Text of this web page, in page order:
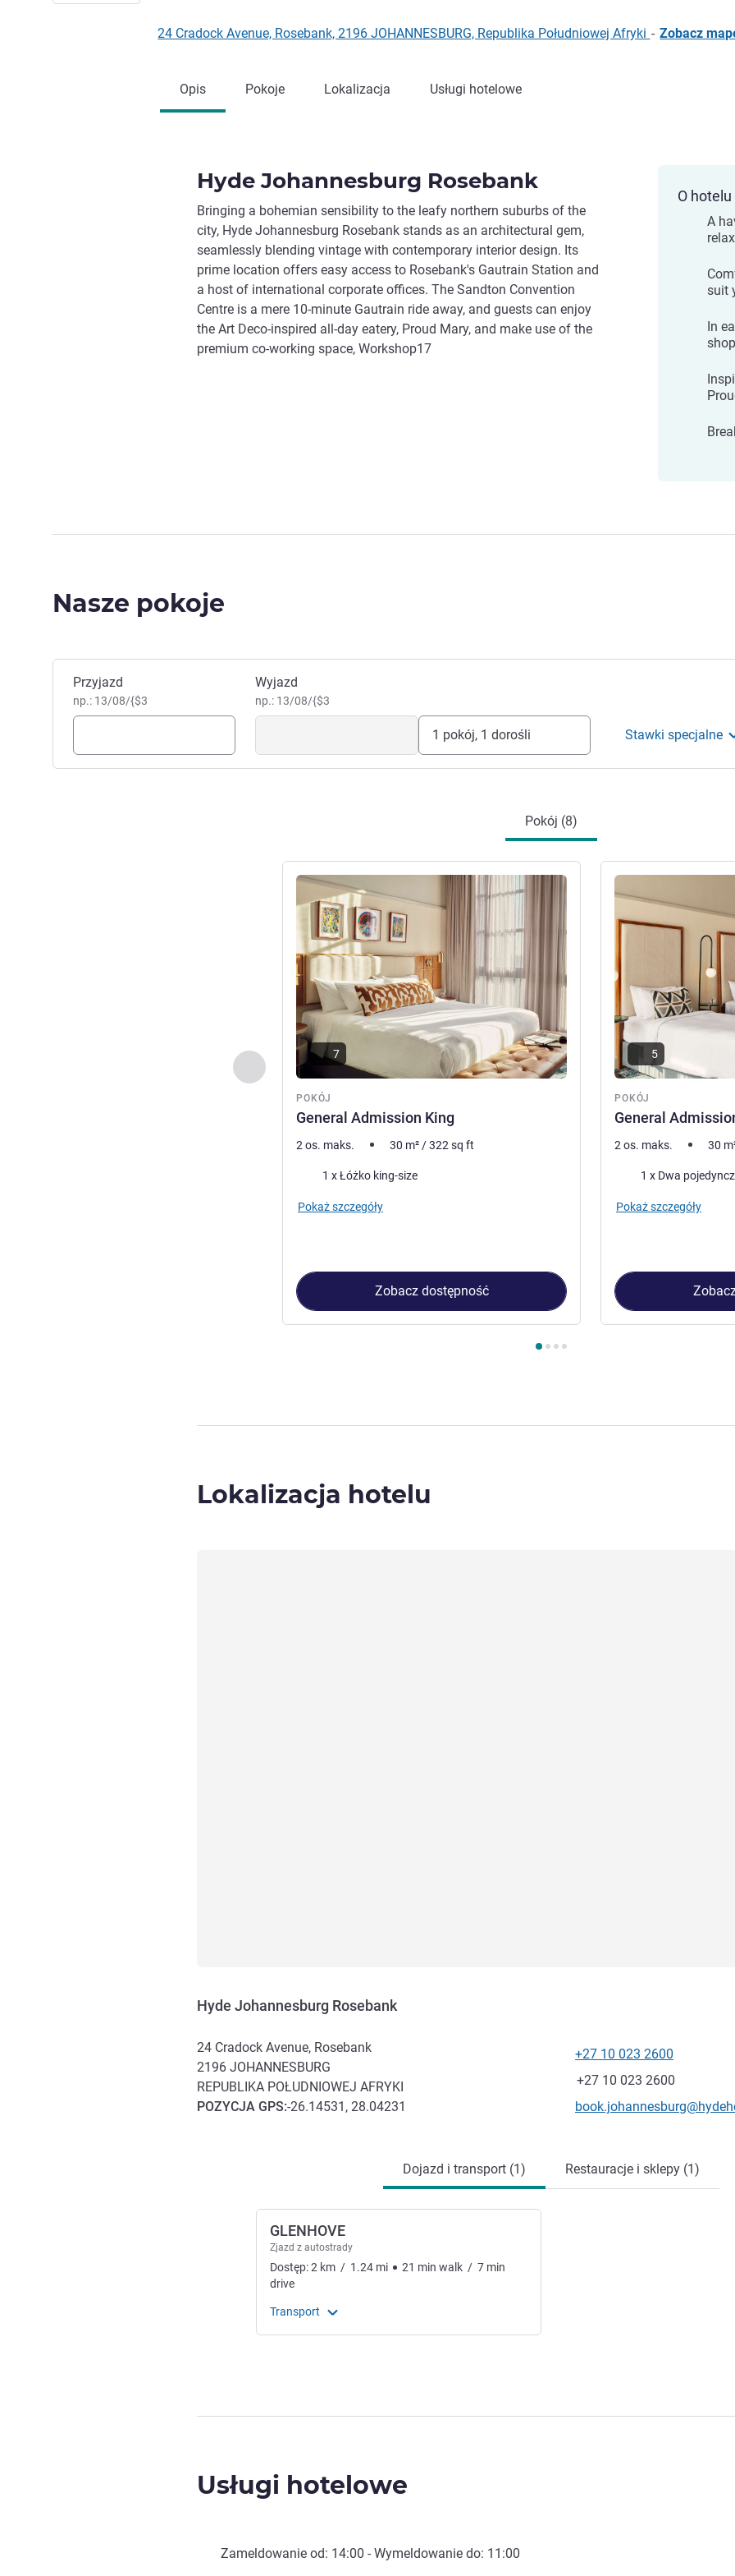
24 Cradock Avenue, Rosebank, 2196 JOHANNESBURG, Republika Południowej Afryki - Zobacz
Opis Pokoje Lokalizacja Usługi hotelowe
Hyde Johannesburg Rosebank
Bringing a bohemian sensibility to the leafy northern suburbs of the
city, Hyde Johannesburg Rosebank stands as an architectural gem,
seamlessly blending vintage with contemporary interior design. Its
prime location offers easy access to Rosebank's Gautrain Station and
a host of international corporate offices. The Sandton Convention
Centre is a mere 10-minute Gautrain ride away, and guests can enjoy
the Art Deco-inspired all-day eatery, Proud Mary, and make use of the
premium co-working space, Workshop17
O hotelu
A
suit
In
Nasze pokoje
Zarezerwuj ten hotel
Przyjazd
np.: 13/08/{$3
Wyjazd
np.: 13/08/{$3
1 pokój, 1 dorośli Stawki specjalne
Pokój (8)
Poprzedni - Pokój
POKÓJ
General Admission King
Pokaż szczegóły
7
2 os. maks. 30 m² /322 sq ft
Pościel1 x Łóżko king-size
Pokaż szczegóły
Zobacz dostępność
POKÓJ
General
Pokaż szczegóły
5
2 os. maks. 30
Pościel1 x Dwa
Pokaż szczegóły
Lokalizacja hotelu
Hyde Johannesburg Rosebank
24 Cradock Avenue, Rosebank
2196 JOHANNESBURG
REPUBLIKA POŁUDNIOWEJ AFRYKI
POZYCJA GPS:-26.14531, 28.04231
Telefon
+27 10 023 2600
Faks
+27 10 023 2600
Kontaktowy adres e-mail
Dojazd i transport (1) Restauracje i sklepy (1)
GLENHOVE
Zjazd z autostrady
Dostęp:2 km / 1.24 mi 21 min walk / 7 min
drive
Transport
Usługi hotelowe
Zameldowanie od: 14:00 - Wymeldowanie do: 11:00